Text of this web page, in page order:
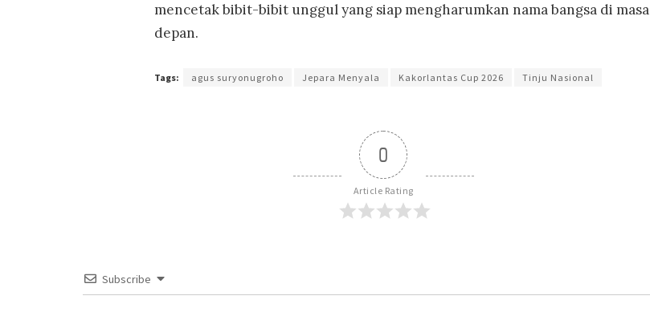
mencetak bibit-bibit unggul yang siap mengharumkan nama bangsa di masa
depan.
Tags: agus suryonugroho Jepara Menyala Kakorlantas Cup 2026 Tinju Nasional
0
Article Rating
Subscribe